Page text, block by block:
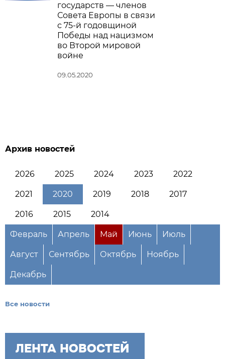
государств — членов
Совета Европы в связи
с 75-й годовщиной
Победы над нацизмом
во Второй мировой
войне
09.05.2020
Архив новостей
2026 2025 2024 2023 2022
2021 2020 2019 2018 2017
2016 2015 2014
Февраль Апрель Май Июнь Июль
Август Сентябрь Октябрь Ноябрь
Декабрь
Все новости
ЛЕНТА НОВОСТЕЙ